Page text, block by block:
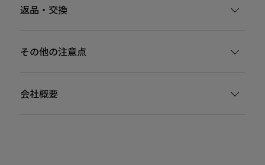
返品・交換
その他の注意点
会社概要